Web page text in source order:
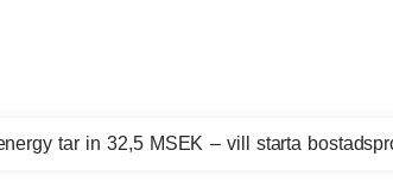
tar in 32,5 MSEK – vill starta